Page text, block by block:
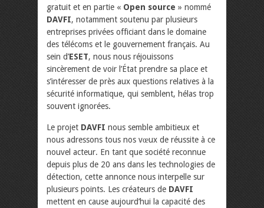
gratuit et en partie « Open source » nommé
DAVFI, notamment soutenu par plusieurs
entreprises privées officiant dans le domaine
des télécoms et le gouvernement français. Au
sein d’ESET, nous nous réjouissons
sincèrement de voir l’État prendre sa place et
s’intéresser de près aux questions relatives à la
sécurité informatique, qui semblent, hélas trop
souvent ignorées.
Le projet DAVFI nous semble ambitieux et
nous adressons tous nos vœux de réussite à ce
nouvel acteur. En tant que société reconnue
depuis plus de 20 ans dans les technologies de
détection, cette annonce nous interpelle sur
plusieurs points. Les créateurs de DAVFI
mettent en cause aujourd’hui la capacité des